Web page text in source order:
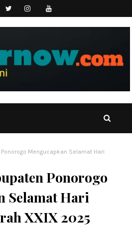
Ponorogo Mengucapkan Selamat Hari
Ponorogo
Selamat Hari
XXIX 2025